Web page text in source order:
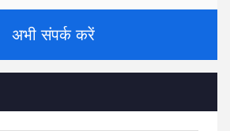
अभी संपर्क करें